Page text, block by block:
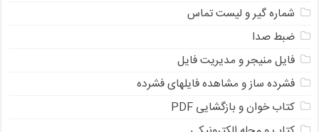
شماره گیر و لیست تماس
ضبط صدا
فایل منیجر و مدیریت فایل
فشرده ساز و مشاهده فایلهای فشرده
کتاب خوان و بازگشایی PDF